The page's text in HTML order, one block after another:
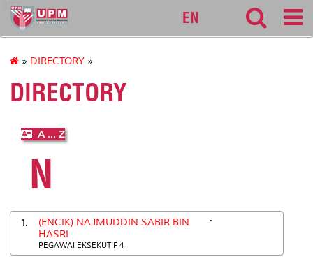
127
EN
» DIRECTORY »
DIRECTORY
A ... Z
N
1.
(ENCIK) NAJMUDDIN SABIR BIN
HASRI
PEGAWAI EKSEKUTIF 4
.